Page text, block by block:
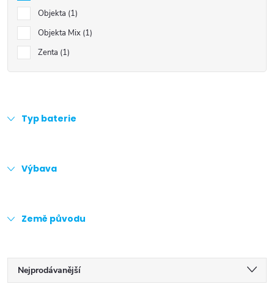
Objekta 1
Objekta Mix 1
Zenta 1
Typ baterie
Výbava
Země původu
ŘNejprodávanější